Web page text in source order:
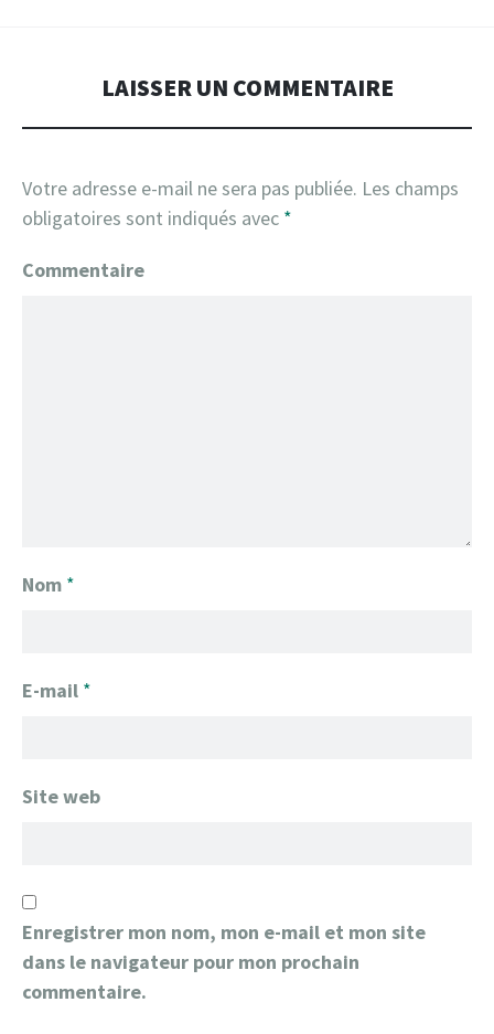
LAISSER UN COMMENTAIRE
Votre adresse e-mail ne sera pas publiée. Les champs
obligatoires sont indiqués avec *
Commentaire
Nom *
E-mail *
Site web
Enregistrer mon nom, mon e-mail et mon site
dans le navigateur pour mon prochain
commentaire.